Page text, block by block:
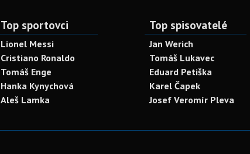
Top sportovci
Lionel Messi
Cristiano Ronaldo
Tomáš Enge
Hanka Kynychová
Aleš Lamka
Top spisovatelé
Jan Werich
Tomáš Lukavec
Eduard Petiška
Karel Čapek
Josef Veromír Pleva